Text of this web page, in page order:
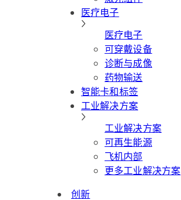
医疗电子
医疗电子
可穿戴设备
诊断与成像
药物输送
智能卡和标签
工业解决方案
工业解决方案
可再生能源
飞机内部
更多工业解决方案
创新